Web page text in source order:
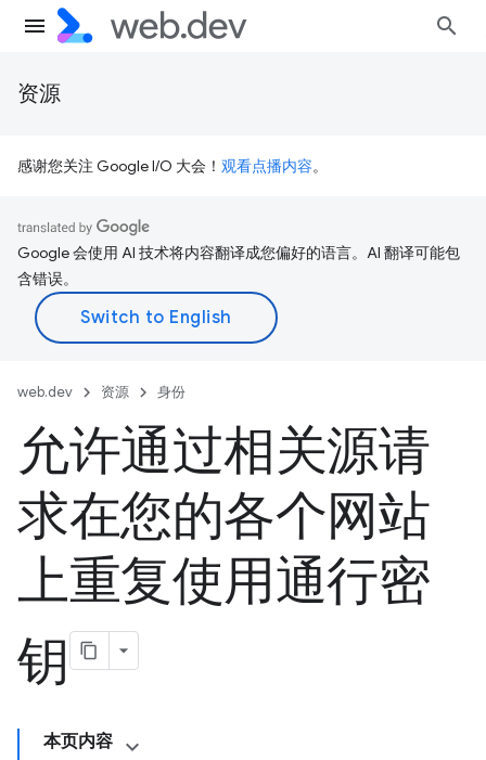
资源
感谢您关注 Google I/O 大会！ 观看点播内容。
Google 会使用 AI 技术将内容翻译成您偏好的语言。AI 翻译可能包
含错误。
web.dev 资源 身份
允许通过相关源请
求在您的各个网站
上重复使用通行密
钥
本页内容